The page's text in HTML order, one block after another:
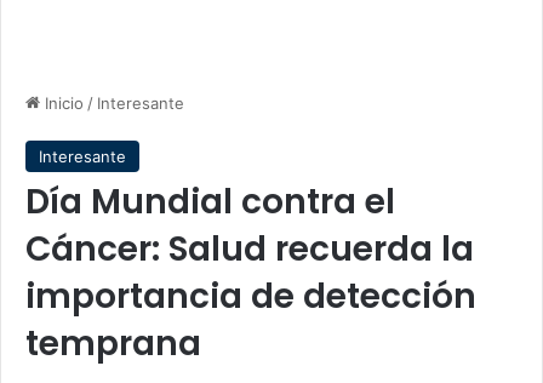
Inicio / Interesante
Interesante
Día Mundial contra el
Cáncer: Salud recuerda la
importancia de detección
temprana